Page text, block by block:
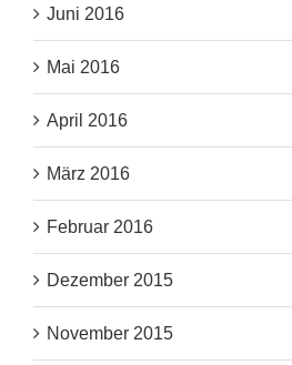
Juni 2016
Mai 2016
April 2016
März 2016
Februar 2016
Dezember 2015
November 2015